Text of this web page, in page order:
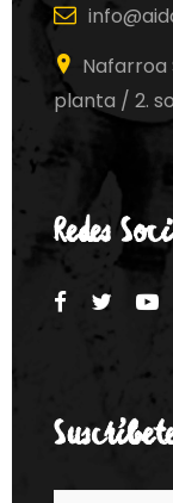
Nafarroa
planta / 2.
Redes